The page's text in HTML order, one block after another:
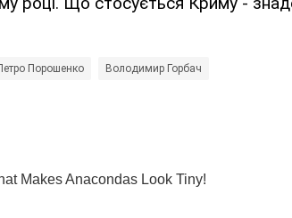
Порошенко Володимир Горбач